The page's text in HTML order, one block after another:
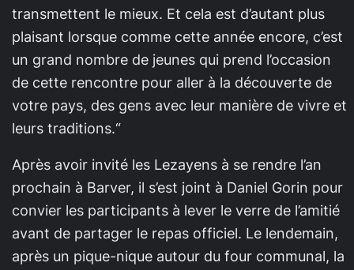
transmettent le mieux. Et cela est d’autant plus
plaisant lorsque comme cette année encore, c’est
un grand nombre de jeunes qui prend l’occasion
de cette rencontre pour aller à la découverte de
votre pays, des gens avec leur manière de vivre et
leurs traditions.“
Après avoir invité les Lezayens à se rendre l’an
prochain à Barver, il s’est joint à Daniel Gorin pour
convier les participants à lever le verre de l’amitié
avant de partager le repas officiel. Le lendemain,
après un pique-nique autour du four communal, la